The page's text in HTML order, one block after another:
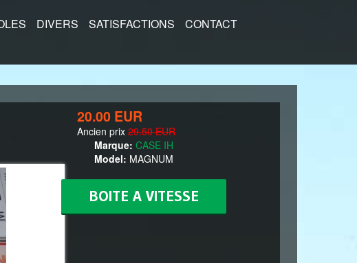
DIVERS SATISFACTIONS CONTACT
20.00 EUR
Ancien prix29.50 EUR
Marque:CASE IH
Model: MAGNUM
BOITE A VITESSE